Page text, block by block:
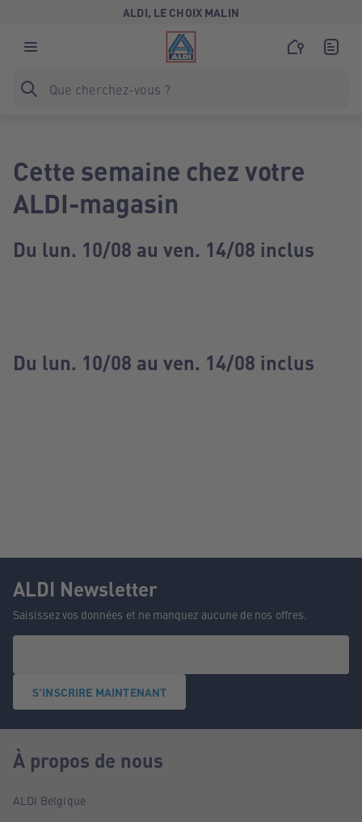
ALDI, LE CHOIX MALIN
Cette semaine chez votre
ALDI-magasin
Du lun. 10/08 au ven. 14/08 inclus
Du lun. 10/08 au ven. 14/08 inclus
ALDI Newsletter
Saisissez vos données et ne manquez aucune de nos offres.
S'INSCRIRE MAINTENANT
À propos de nous
ALDI Belgique